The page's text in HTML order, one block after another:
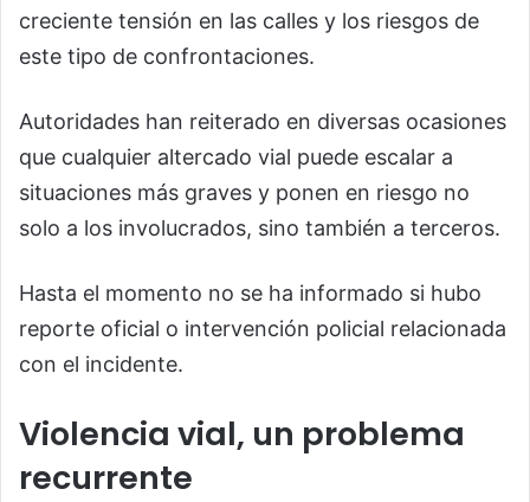
creciente tensión en las calles y los riesgos de
este tipo de confrontaciones.
Autoridades han reiterado en diversas ocasiones
que cualquier altercado vial puede escalar a
situaciones más graves y ponen en riesgo no
solo a los involucrados, sino también a terceros.
Hasta el momento no se ha informado si hubo
reporte oficial o intervención policial relacionada
con el incidente.
Violencia vial, un problema
recurrente